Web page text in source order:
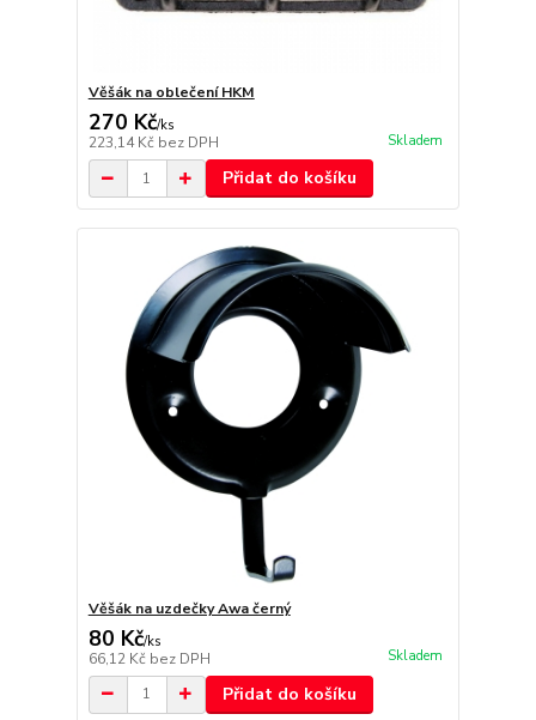
Věšák na oblečení HKM
270 Kč/ks
223,14 Kč bez DPH Skladem
Přidat do košíku
Věšák na uzdečky Awa černý
80 Kč/ks
66,12 Kč bez DPH Skladem
Přidat do košíku